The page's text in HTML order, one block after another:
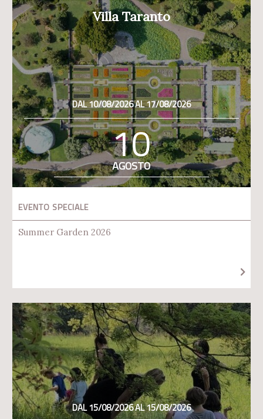
Villa Taranto
DAL 10/08/2026 AL 17/08/2026
10
AGOSTO
EVENTO SPECIALE
Summer Garden 2026
DAL 15/08/2026 AL 15/08/2026